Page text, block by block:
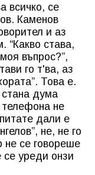
всичко, се
Каменов
и аз
“Какво става,
въпрос?”,
го т'ва, аз
Това е.
дума
телефона не
дали е
не, не го
не се говореше
уреди онзи